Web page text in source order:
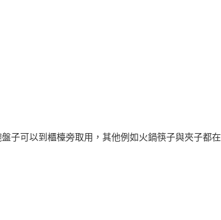
子可以到櫃檯旁取用，其他例如火鍋筷子與夾子都在